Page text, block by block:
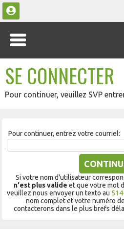
SE CONNECTER
Pour continuer, veuillez SVP
Pour continuer, entrez votre courriel:
Si votre nom d'utilisateur
n'est plus valide et que votre mot
veuillez nous envoyer un texto au
nom complet et votre numéro
contacterons dans le plus brefs